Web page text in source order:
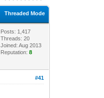
Threaded Mode
Posts: 1,417
Threads: 20
Joined: Aug 2013
Reputation:8
#41